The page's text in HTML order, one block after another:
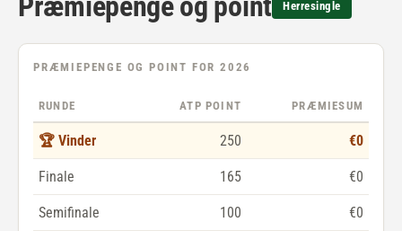
Herresingle
PRÆMIEPENGE OG POINT FOR 2026
RUNDE ATP POINT PRÆMIESUM
🏆 Vinder 250 €0
Finale 165 €0
Semifinale 100 €0